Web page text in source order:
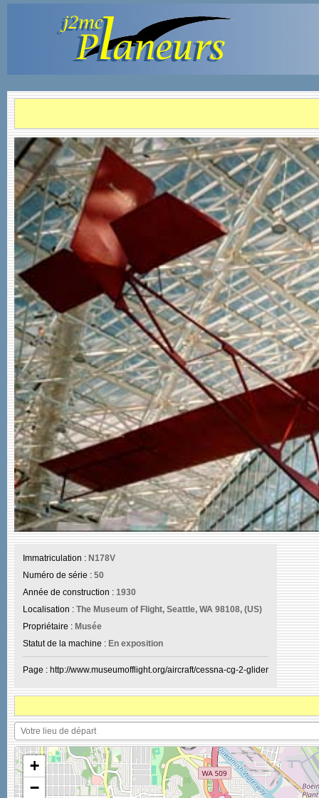
Immatriculation : N178V
Numéro de série : 50
Année de construction : 1930
Localisation : The Museum of Flight, Seattle, WA 98108, (US)
Propriétaire : Musée
Statut de la machine : En exposition
Page : http://www.museumofflight.org/aircraft/cessna-cg-2-glider
+
−